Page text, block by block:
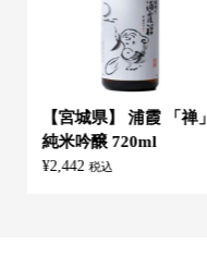
【宮城県】 浦霞 「禅」
純米吟醸 720ml
¥2,442 税込